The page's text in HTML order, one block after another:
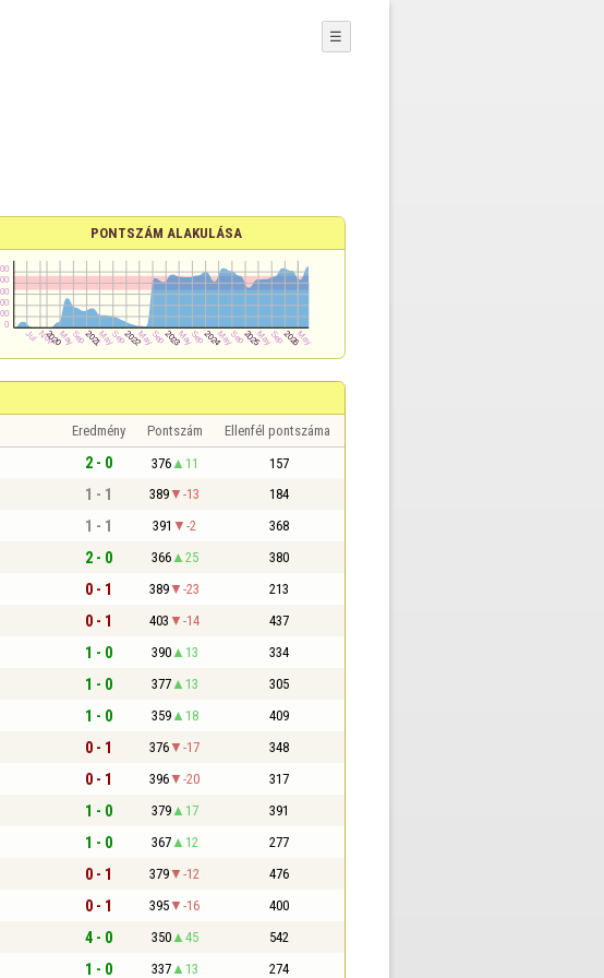
☰
PONTSZÁM ALAKULÁSA
Eredmény Pontszám Ellenfél pontszáma
2 - 0 376 11 157
1 - 1 389 -13 184
1 - 1 391 -2 368
2 - 0 366 25 380
0 - 1 389 -23 213
0 - 1 403 -14 437
1 - 0 390 13 334
1 - 0 377 13 305
1 - 0 359 18 409
0 - 1 376 -17 348
0 - 1 396 -20 317
1 - 0 379 17 391
1 - 0 367 12 277
0 - 1 379 -12 476
0 - 1 395 -16 400
4 - 0 350 45 542
1 - 0 337 13 274